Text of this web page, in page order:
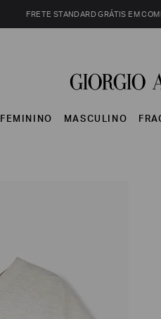
FRETE STANDARD GRÁTIS EM
FEMININO MASCULINO